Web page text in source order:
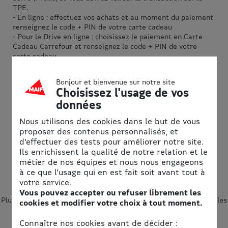
TPE.
- En ligne : effectuez vos achats et au moment du paiement
renseignez le code + PIN de votre carte cadeau
- Pour le Drive en ligne : choisissez le paiement en Carte
Cadeau Carrefour et renseignez le code + PIN de votre
carte cadeau
chiffres)
-Liste des magasins disponible surhttp://bit.ly/4hjA4vz
eBons d’achats : pour faire des
économies, facilement et au
Plus de cent grandes marques & jusqu’à - 15%, cumulables avec les
Bonjour et bienvenue sur notre site
Choisissez l'usage de vos
données
Nous utilisons des cookies dans le but de vous
proposer des contenus personnalisés, et
d'effectuer des tests pour améliorer notre site.
Ils enrichissent la qualité de notre relation et le
métier de nos équipes et nous nous engageons
à ce que l'usage qui en est fait soit avant tout à
votre service.
Vous pouvez accepter ou refuser librement les
cookies et modifier votre choix à tout moment.
Connaître nos cookies avant de décider :